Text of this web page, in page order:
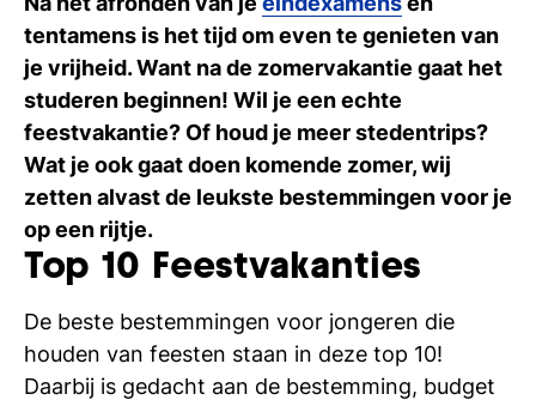
opleidingen
tentamens is het tijd om even te genieten van
je vrijheid. Want na de zomervakantie gaat het
studeren beginnen! Wil je een echte
feestvakantie? Of houd je meer stedentrips?
Wat je ook gaat doen komende zomer, wij
zetten alvast de leukste bestemmingen voor je
op een rijtje.
Top 10 Feestvakanties
De beste bestemmingen voor jongeren die
houden van feesten staan in deze top 10!
Daarbij is gedacht aan de bestemming, budget